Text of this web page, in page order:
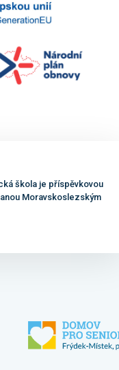
škola je příspěvkovou
Moravskoslezským